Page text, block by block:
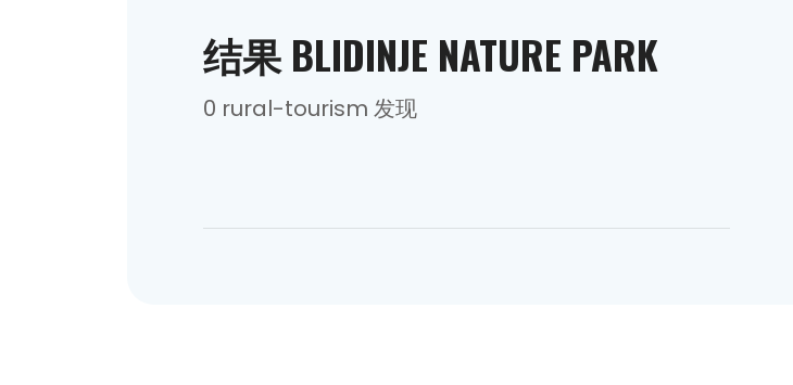
结果 BLIDINJE NATURE PARK
0 rural-tourism 发现